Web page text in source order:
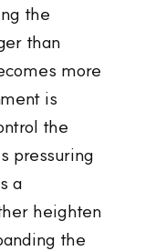
the
than
more
is
the
pressuring
a
heighten
the